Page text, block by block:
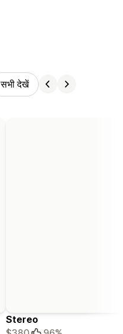
सभी देखें
Stereo